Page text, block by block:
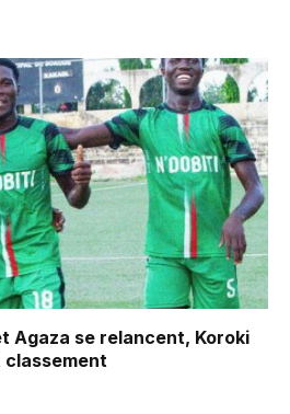
Agaza se relancent, Koroki